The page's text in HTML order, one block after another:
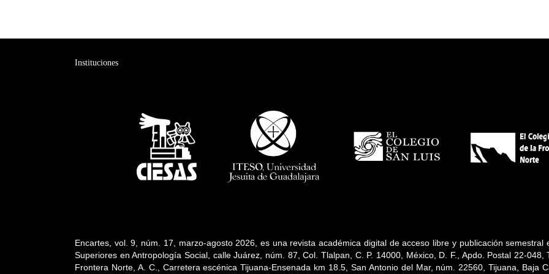
Instituciones
Encartes, vol. 9, núm. 17, marzo-agosto 2026, es una revista académica digital de acceso libre y publicación
Superiores en Antropología Social, calle Juárez, núm. 87, Col. Tlalpan, C. P. 14000, México, D. F., Apdo. Postal 22-
Frontera Norte, A. C., Carretera escénica Tijuana-Ensenada km 18.5, San Antonio del Mar, núm. 22560, Tijuana, Baja